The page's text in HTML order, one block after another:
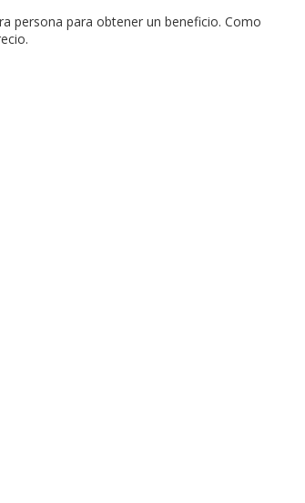
persona para obtener un beneficio. Como